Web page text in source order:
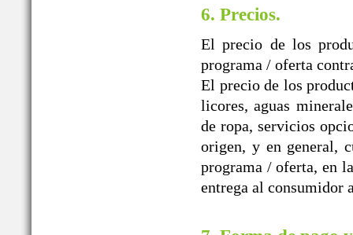
6. Precios.
El precio de los
programa / oferta
El precio de los
licores, aguas
de ropa, servicios
origen, y en general,
programa / oferta, en
entrega al consumidor